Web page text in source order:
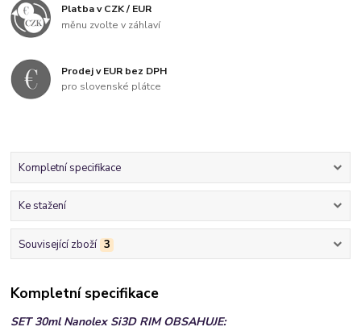
Platba v CZK / EUR
měnu zvolte v záhlaví
Prodej v EUR bez DPH
pro slovenské plátce
Kompletní specifikace
Ke stažení
Související zboží 3
Kompletní specifikace
SET 30ml Nanolex Si3D RIM OBSAHUJE: